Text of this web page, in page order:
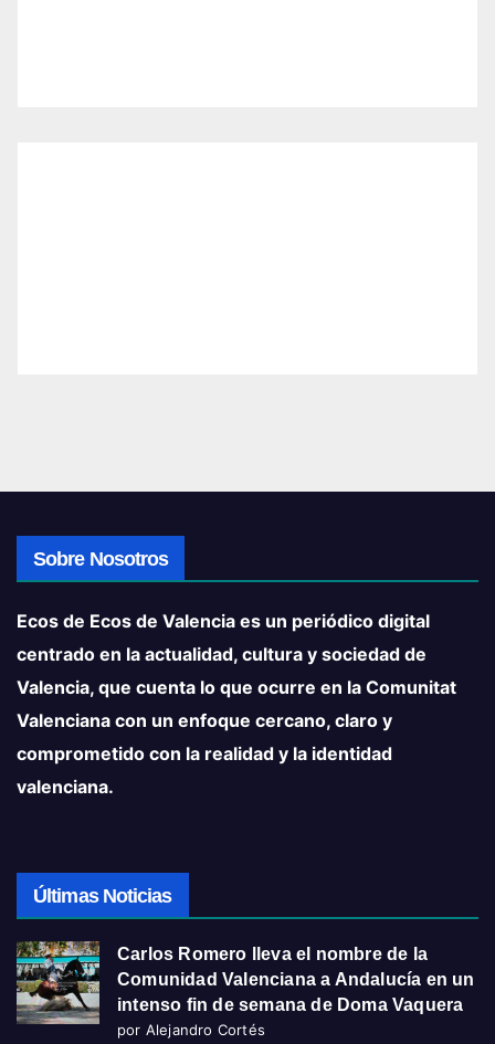
Sobre Nosotros
Ecos de Ecos de Valencia es un periódico digital
centrado en la actualidad, cultura y sociedad de
Valencia, que cuenta lo que ocurre en la Comunitat
Valenciana con un enfoque cercano, claro y
comprometido con la realidad y la identidad
valenciana.
Últimas Noticias
Carlos Romero lleva el nombre de la
Comunidad Valenciana a Andalucía en un
intenso fin de semana de Doma Vaquera
por Alejandro Cortés